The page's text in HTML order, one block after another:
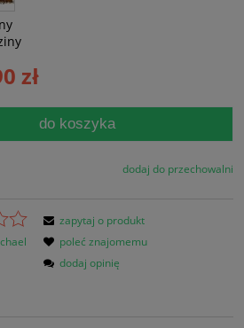
zł
do koszyka
dodaj do przechowalni
zapytaj o produkt
poleć znajomemu
dodaj opinię